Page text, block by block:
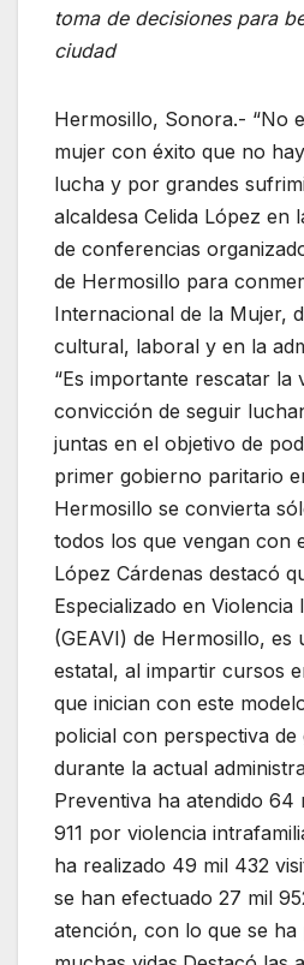
toma de decisiones para
ciudad
Hermosillo, Sonora.- “No
mujer con éxito que no
lucha y por grandes
alcaldesa Celida López en
de conferencias
de Hermosillo para
Internacional de la Mujer,
cultural, laboral y en la
“Es importante rescatar la
convicción de seguir
juntas en el objetivo de
primer gobierno paritario
Hermosillo se convierta
todos los que vengan con
López Cárdenas destacó
Especializado en Violencia
(GEAVI) de Hermosillo, es
estatal, al impartir cursos
que inician con este
policial con perspectiva
durante la actual
Preventiva ha atendido 64
911 por violencia
ha realizado 49 mil 432
se han efectuado 27 mil
atención, con lo que se ha